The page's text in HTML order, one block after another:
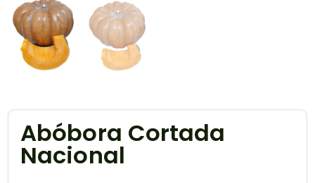
Abóbora Cortada
Nacional